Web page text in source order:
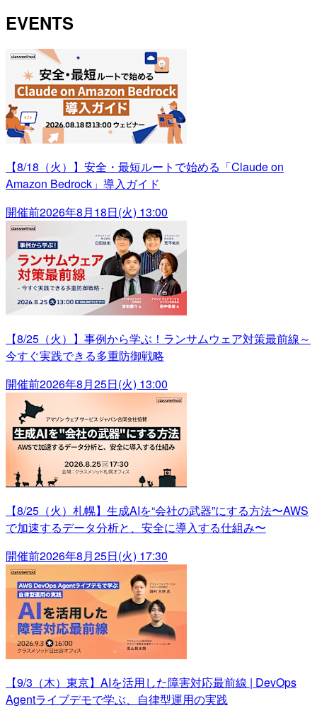
EVENTS
【8/18（火）】安全・最短ルートで始める「Claude on
Amazon Bedrock」導入ガイド
開催前2026年8月18日(火) 13:00
【8/25（火）】事例から学ぶ！ランサムウェア対策最前線～
今すぐ実践できる多重防御戦略
開催前2026年8月25日(火) 13:00
【8/25（火）札幌】生成AIを“会社の武器”にする方法〜AWS
で加速するデータ分析と、安全に導入する仕組み〜
開催前2026年8月25日(火) 17:30
【9/3（木）東京】AIを活用した障害対応最前線 | DevOps
Agentライブデモで学ぶ、自律型運用の実践